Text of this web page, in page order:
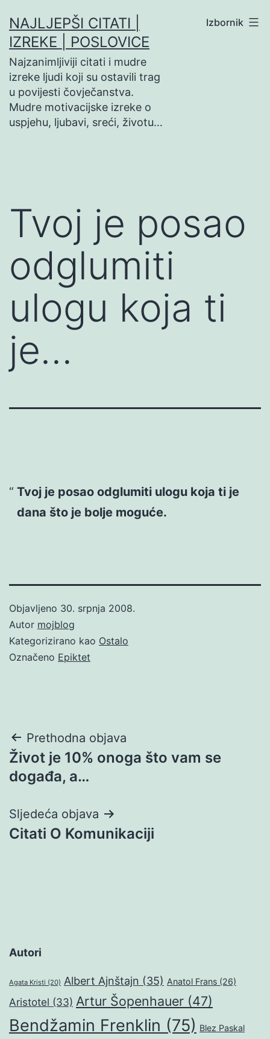
na
sadržaj
NAJLJEPŠI CITATI |
IZREKE | POSLOVICE
Najzanimljiviji citati i mudre
izreke ljudi koji su ostavili trag
u povijesti čovječanstva.
Mudre motivacijske izreke o
uspjehu, ljubavi, sreći, životu…
Izbornik
Tvoj je posao
odglumiti
ulogu koja ti
je…
Tvoj je posao odglumiti ulogu koja ti je
dana što je bolje moguće.
Objavljeno 30. srpnja 2008.
Autor mojblog
Kategorizirano kao Ostalo
Označeno Epiktet
Navigacija
objava
Prethodna objava
Život je 10% onoga što vam se
događa, a…
Sljedeća objava
Citati O Komunikaciji
Autori
Agata Kristi (20) Albert Ajnštajn (35) Anatol Frans (26)
Aristotel (33) Artur Šopenhauer (47)
Bendžamin Frenklin (75) Blez Paskal